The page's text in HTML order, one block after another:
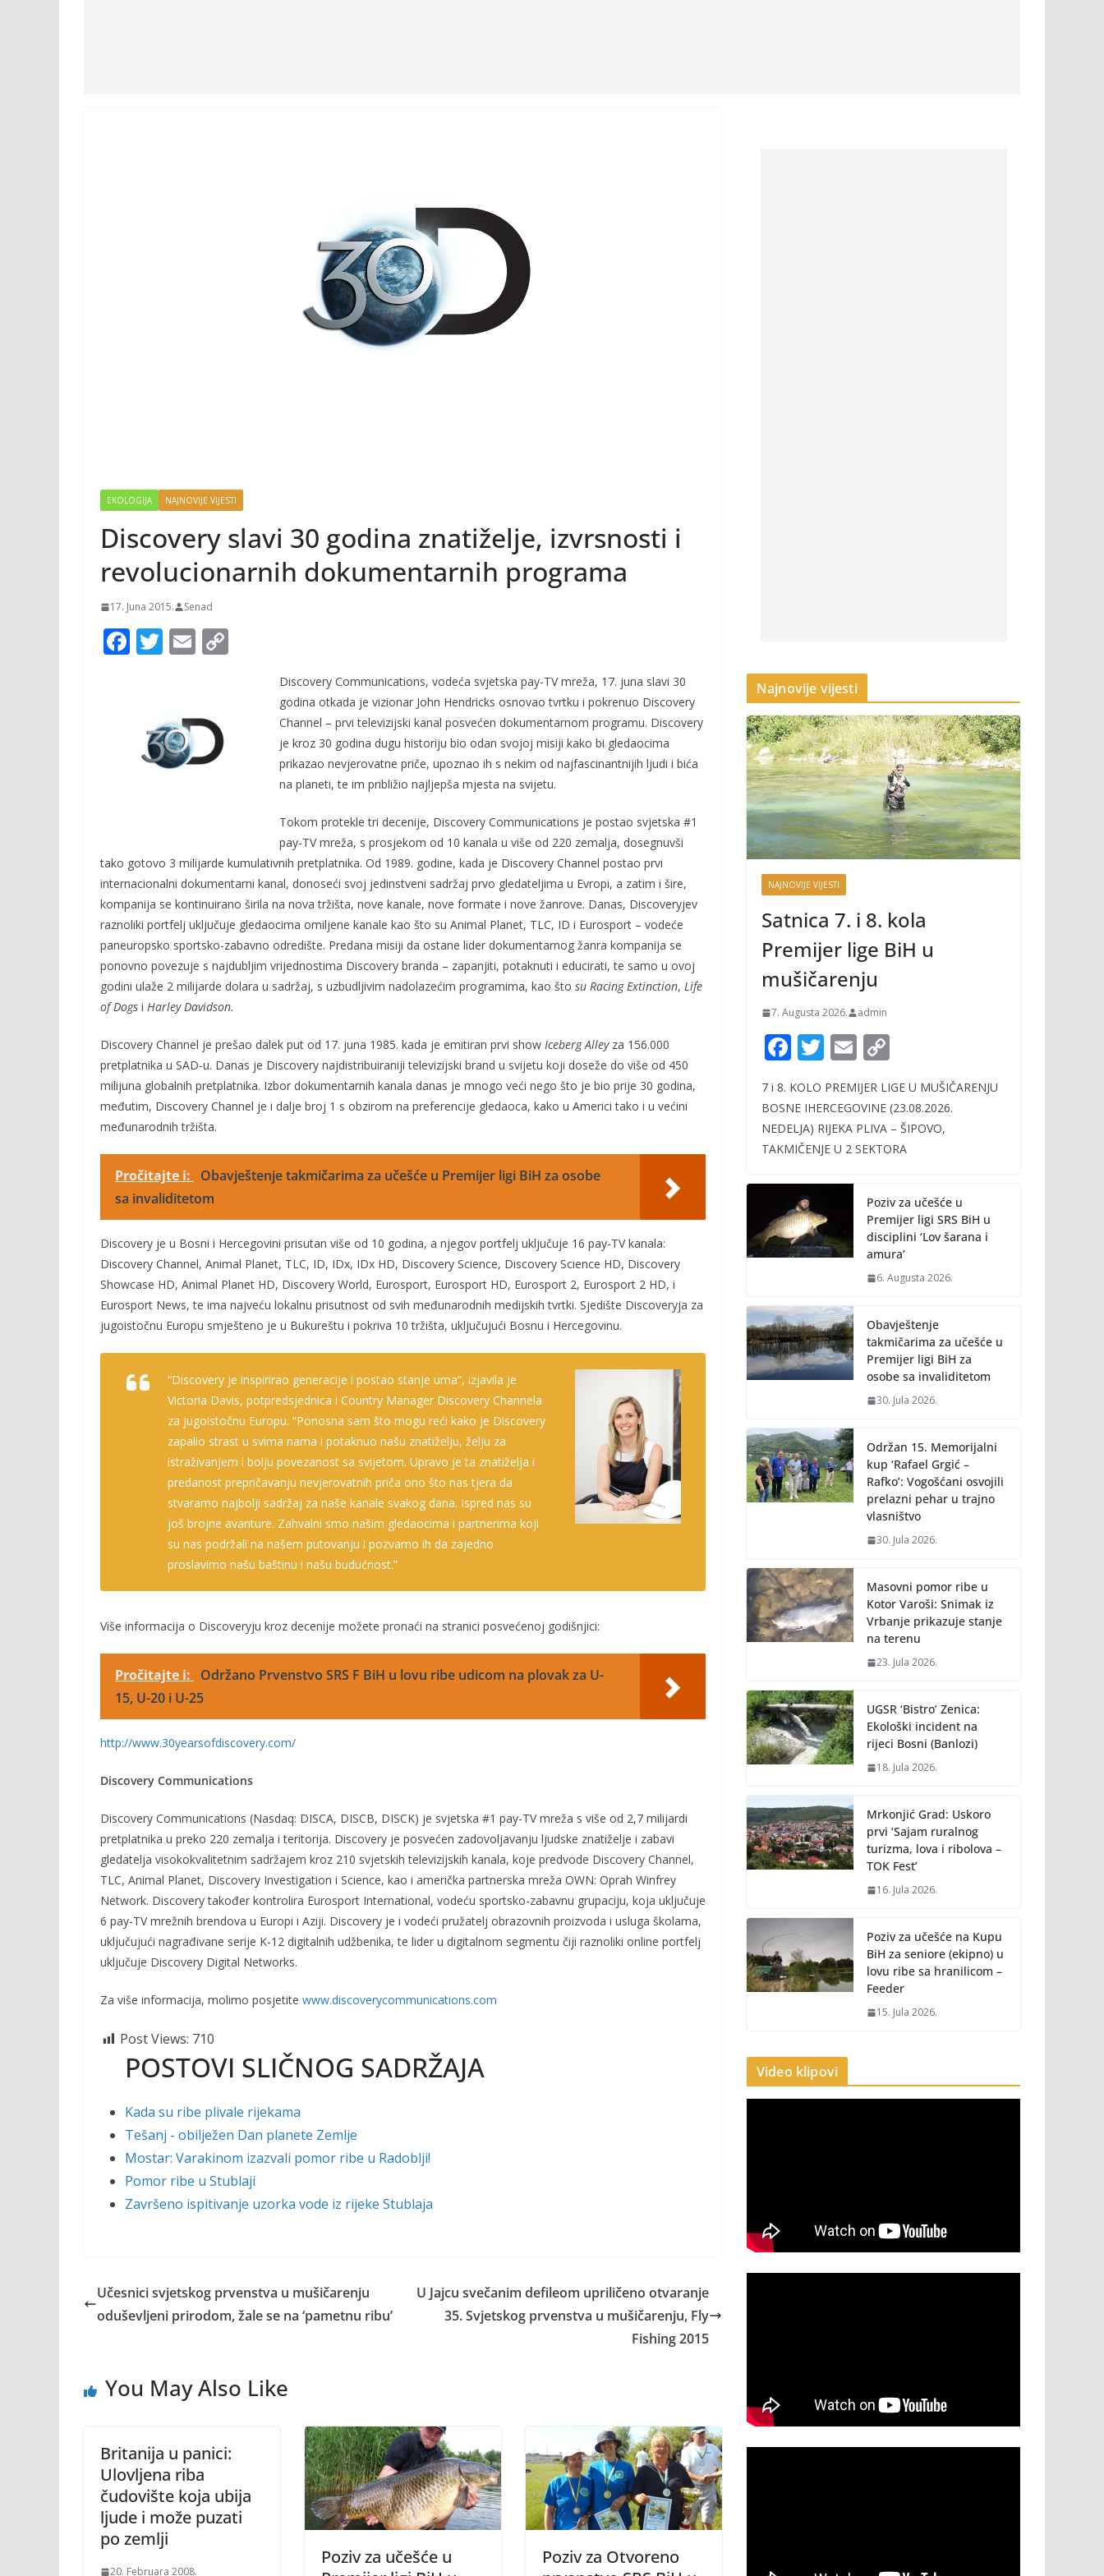
EKOLOGIJA NAJNOVIJE VIJESTI
Discovery slavi 30 godina znatiželje, izvrsnosti i
revolucionarnih dokumentarnih programa
17. Juna 2015. Senad
F
o
o
T
er
E
l
Discovery Communications, vodeća svjetska pay-TV mreža, 17. juna slavi 30
godina otkada je vizionar John Hendricks osnovao tvrtku i pokrenuo Discovery
Channel – prvi televizijski kanal posvećen dokumentarnom programu. Discovery
je kroz 30 godina dugu historiju bio odan svojoj misiji kako bi gledaocima
prikazao nevjerovatne priče, upoznao ih s nekim od najfascinantnijih ljudi i bića
na planeti, te im približio najljepša mjesta na svijetu.
Tokom protekle tri decenije, Discovery Communications je postao svjetska #1
pay-TV mreža, s prosjekom od 10 kanala u više od 220 zemalja, dosegnuvši
tako gotovo 3 milijarde kumulativnih pretplatnika. Od 1989. godine, kada je Discovery Channel postao prvi
internacionalni dokumentarni kanal, donoseći svoj jedinstveni sadržaj prvo gledateljima u Evropi, a zatim i šire,
kompanija se kontinuirano širila na nova tržišta, nove kanale, nove formate i nove žanrove. Danas, Discoveryjev
raznoliki portfelj uključuje gledaocima omiljene kanale kao što su Animal Planet, TLC, ID i Eurosport – vodeće
paneuropsko sportsko-zabavno odredište. Predana misiji da ostane lider dokumentarnog žanra kompanija se
ponovno povezuje s najdubljim vrijednostima Discovery branda – zapanjiti, potaknuti i educirati, te samo u ovoj
godini ulaže 2 milijarde dolara u sadržaj, s uzbudljivim nadolazećim programima, kao što su Racing Extinction, Life
of Dogs i Harley Davidson.
Discovery Channel je prešao dalek put od 17. juna 1985. kada je emitiran prvi show Iceberg Alleyza 156.000
pretplatnika u SAD-u. Danas je Discovery najdistribuiraniji televizijski brand u svijetu koji doseže do više od 450
milijuna globalnih pretplatnika. Izbor dokumentarnih kanala danas je mnogo veći nego što je bio prije 30 godina,
međutim, Discovery Channel je i dalje broj 1 s obzirom na preferencije gledaoca, kako u Americi tako i u većini
međunarodnih tržišta.
Pročitajte i:
Obavještenje takmičarima za učešće u Premijer ligi BiH za osobe
sa invaliditetom
Discovery je u Bosni i Hercegovini prisutan više od 10 godina, a njegov portfelj uključuje 16 pay-TV kanala:
Discovery Channel, Animal Planet, TLC, ID, IDx, IDx HD, Discovery Science, Discovery Science HD, Discovery
Showcase HD, Animal Planet HD, Discovery World, Eurosport, Eurosport HD, Eurosport 2, Eurosport 2 HD, i
Eurosport News, te ima najveću lokalnu prisutnost od svih međunarodnih medijskih tvrtki. Sjedište Discoveryja za
jugoistočnu Europu smješteno je u Bukureštu i pokriva 10 tržišta, uključujući Bosnu i Hercegovinu.
“Discovery je inspirirao generacije i postao stanje uma”, izjavila je
Victoria Davis, potpredsjednica i Country Manager Discovery Channela
za jugoistočnu Europu. “Ponosna sam što mogu reći kako je Discovery
zapalio strast u svima nama i potaknuo našu znatiželju, želju za
istraživanjem i bolju povezanost sa svijetom. Upravo je ta znatiželja i
predanost prepričavanju nevjerovatnih priča ono što nas tjera da
stvaramo najbolji sadržaj za naše kanale svakog dana. Ispred nas su
još brojne avanture. Zahvalni smo našim gledaocima i partnerima koji
su nas podržali na našem putovanju i pozvamo ih da zajedno
proslavimo našu baštinu i našu budućnost.”
Više informacija o Discoveryju kroz decenije možete pronaći na stranici posvećenoj godišnjici:
Pročitajte i:
Održano Prvenstvo SRS F BiH u lovu ribe udicom na plovak za U-
15, U-20 i U-25
http://www.30yearsofdiscovery.com/
Discovery Communications
Discovery Communications (Nasdaq: DISCA, DISCB, DISCK) je svjetska #1 pay-TV mreža s više od 2,7 milijardi
pretplatnika u preko 220 zemalja i teritorija. Discovery je posvećen zadovoljavanju ljudske znatiželje i zabavi
gledatelja visokokvalitetnim sadržajem kroz 210 svjetskih televizijskih kanala, koje predvode Discovery Channel,
TLC, Animal Planet, Discovery Investigation i Science, kao i američka partnerska mreža OWN: Oprah Winfrey
Network. Discovery također kontrolira Eurosport International, vodeću sportsko-zabavnu grupaciju, koja uključuje
6 pay-TV mrežnih brendova u Europi i Aziji. Discovery je i vodeći pružatelj obrazovnih proizvoda i usluga školama,
uključujući nagrađivane serije K-12 digitalnih udžbenika, te lider u digitalnom segmentu čiji raznoliki online portfelj
uključuje Discovery Digital Networks.
Za više informacija, molimo posjetite www.discoverycommunications.com
Post Views: 710
POSTOVI SLIČNOG SADRŽAJA
Kada su ribe plivale rijekama
Tešanj - obilježen Dan planete Zemlje
Mostar: Varakinom izazvali pomor ribe u Radoblji!
Pomor ribe u Stublaji
Završeno ispitivanje uzorka vode iz rijeke Stublaja
Učesnici svjetskog prvenstva u mušičarenju
oduševljeni prirodom, žale se na ‘pametnu ribu’
U Jajcu svečanim defileom upriličeno otvaranje
35. Svjetskog prvenstva u mušičarenju, Fly
Fishing 2015
You May Also Like
Britanija u panici:
Ulovljena riba
čudovište koja ubija
ljude i može puzati
po zemlji
20. Februara 2008.
Poziv za učešće u
Poziv za Otvoreno
Najnovije vijesti
NAJNOVIJE VIJESTI
Satnica 7. i 8. kola
Premijer lige BiH u
mušičarenju
7. Augusta 2026. admin
F
e
b
o
o
k
T
itt
er
E
ai
l
p
y
Li
k
7 i 8. KOLO PREMIJER LIGE U MUŠIČARENJU
BOSNE IHERCEGOVINE (23.08.2026.
NEDELJA) RIJEKA PLIVA – ŠIPOVO,
TAKMIČENJE U 2 SEKTORA
Poziv za učešće u
Premijer ligi SRS BiH u
disciplini ‘Lov šarana i
amura’
6. Augusta 2026.
Obavještenje
takmičarima za učešće u
Premijer ligi BiH za
osobe sa invaliditetom
30. Jula 2026.
Održan 15. Memorijalni
kup ‘Rafael Grgić –
Rafko’: Vogošćani osvojili
prelazni pehar u trajno
vlasništvo
30. Jula 2026.
Masovni pomor ribe u
Kotor Varoši: Snimak iz
Vrbanje prikazuje stanje
na terenu
23. Jula 2026.
UGSR ‘Bistro’ Zenica:
Ekološki incident na
rijeci Bosni (Banlozi)
18. Jula 2026.
Mrkonjić Grad: Uskoro
prvi ‘Sajam ruralnog
turizma, lova i ribolova –
TOK Fest’
16. Jula 2026.
Poziv za učešće na Kupu
BiH za seniore (ekipno) u
lovu ribe sa hranilicom –
Feeder
15. Jula 2026.
Video klipovi